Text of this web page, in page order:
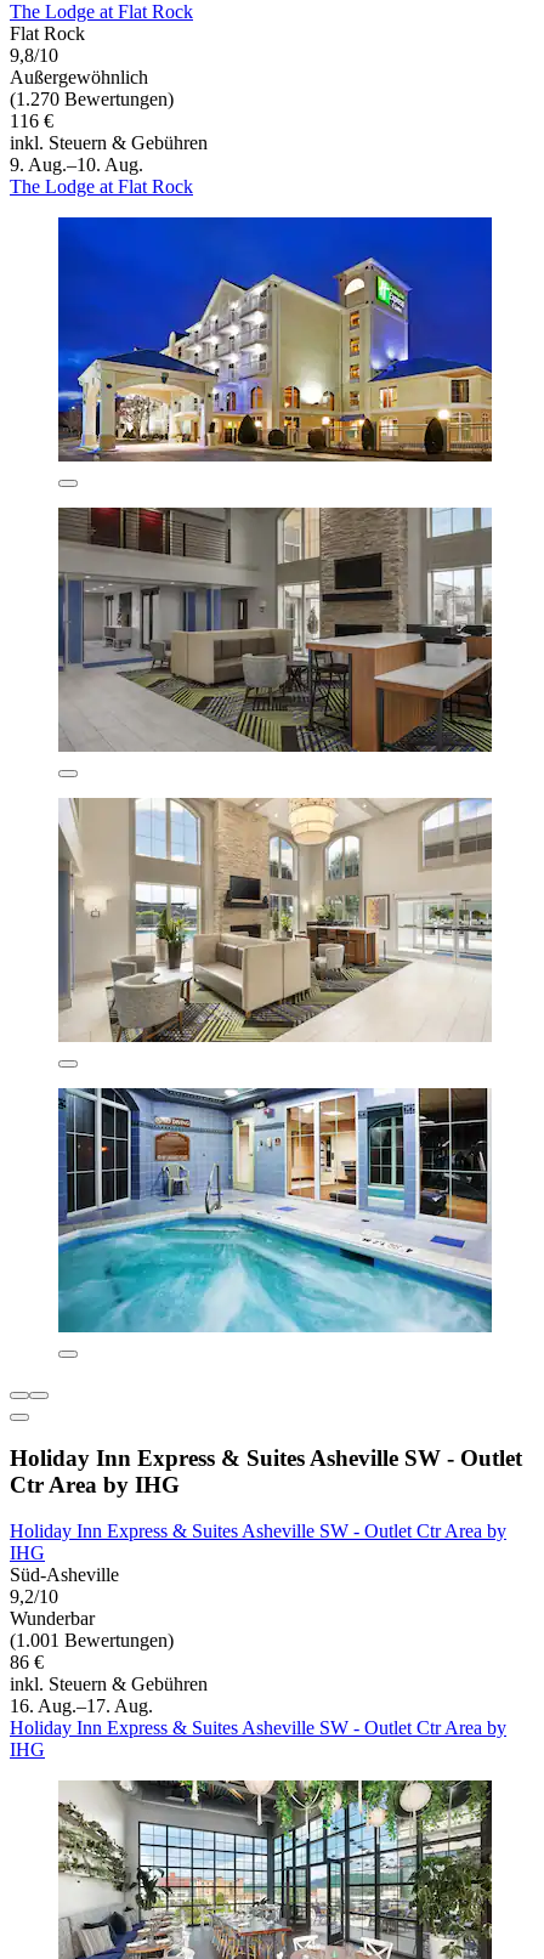
The Lodge at Flat Rock
Flat Rock
9,8/10
Außergewöhnlich
(1.270 Bewertungen)
116 €
inkl. Steuern & Gebühren
9. Aug.–10. Aug.
The Lodge at Flat Rock
Holiday Inn Express & Suites Asheville SW - Outlet
Ctr Area by IHG
Holiday Inn Express & Suites Asheville SW - Outlet Ctr Area by
IHG
Süd-Asheville
9,2/10
Wunderbar
(1.001 Bewertungen)
86 €
inkl. Steuern & Gebühren
16. Aug.–17. Aug.
Holiday Inn Express & Suites Asheville SW - Outlet Ctr Area by
IHG